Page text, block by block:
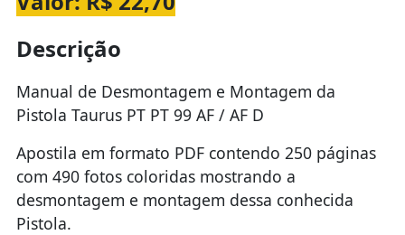
Descrição
Manual de Desmontagem e Montagem da
Pistola Taurus PT PT 99 AF / AF D
Apostila em formato PDF contendo 250 páginas
com 490 fotos coloridas mostrando a
desmontagem e montagem dessa conhecida
Pistola.